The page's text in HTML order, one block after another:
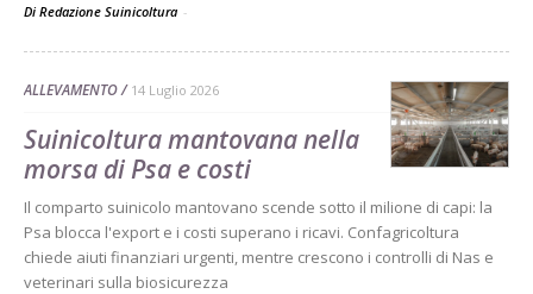
Di Redazione Suinicoltura -
ALLEVAMENTO 14 Luglio 2026
Suinicoltura mantovana nella
morsa di Psa e costi
Il comparto suinicolo mantovano scende sotto il milione di capi: la
Psa blocca l'export e i costi superano i ricavi. Confagricoltura
chiede aiuti finanziari urgenti, mentre crescono i controlli di Nas e
veterinari sulla biosicurezza